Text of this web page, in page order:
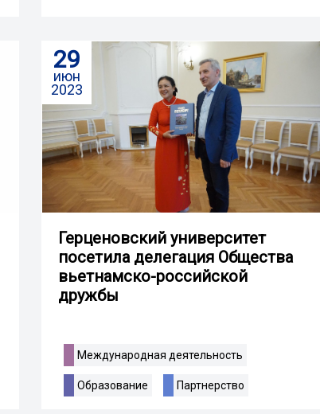
29
июн
2023
Герценовский университет
посетила делегация Общества
вьетнамско-российской
дружбы
Международная деятельность
Образование Партнерство